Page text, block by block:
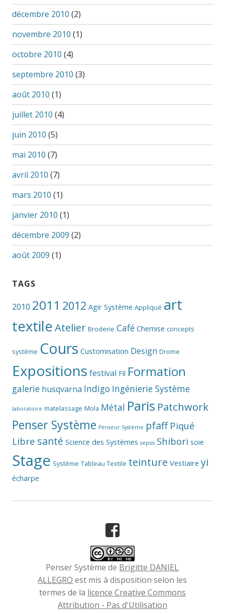
décembre 2010 (2)
novembre 2010 (1)
octobre 2010 (4)
septembre 2010 (3)
août 2010 (1)
juillet 2010 (4)
juin 2010 (5)
mai 2010 (7)
avril 2010 (7)
mars 2010 (1)
janvier 2010 (1)
décembre 2009 (2)
août 2009 (1)
TAGS
2010 2011 2012 Agir Système Appliqué art
textileAtelier Broderie Café Chemise concepts
système Cours Customisation Design Drome
Expositions festival Fil Formation
galerie husqvarna Indigo Ingénierie Système
laboratoire matelassage Mola Métal Paris Patchwork
Penser Système Penseur Système pfaff Piqué
Libre santé Science des Systèmes sepsis Shibori soie
Stage Système Tableau Textile teinture Vestiaire yi
écharpe
Facebook
Penser Système de Brigitte DANIEL
ALLEGRO est mis à disposition selon les
termes de la licence Creative Commons
Attribution - Pas d'Utilisation